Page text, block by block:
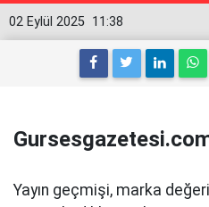
11:38
02 Eylül 2025
Yayın geçmişi, marka